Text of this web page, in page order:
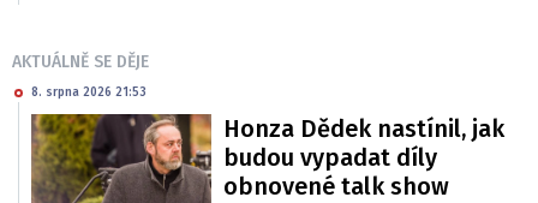
AKTUÁLNĚ SE DĚJE
8. srpna 2026 21:53
Honza Dědek nastínil, jak
budou vypadat díly
obnovené talk show